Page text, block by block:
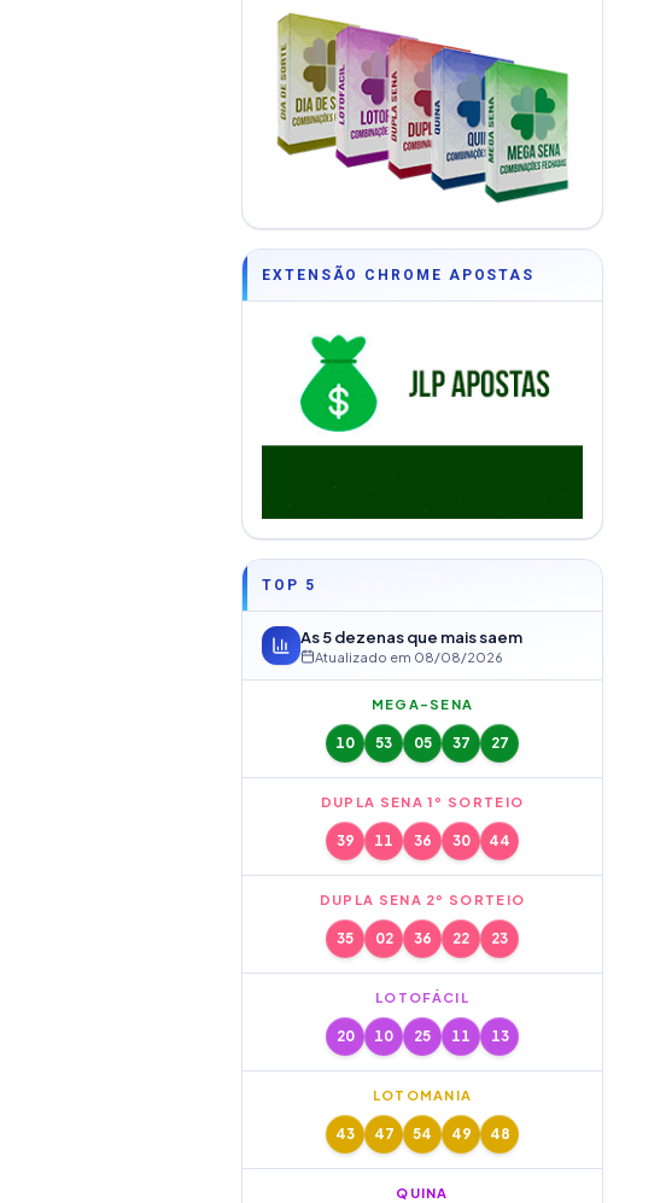
EXTENSÃO CHROME APOSTAS
TOP 5
As 5 dezenas que mais saem
Atualizado em 08/08/2026
MEGA-SENA
10 53 05 37 27
DUPLA SENA 1º SORTEIO
39 11 36 30 44
DUPLA SENA 2º SORTEIO
35 02 36 22 23
LOTOFÁCIL
20 10 25 11 13
LOTOMANIA
43 47 54 49 48
QUINA